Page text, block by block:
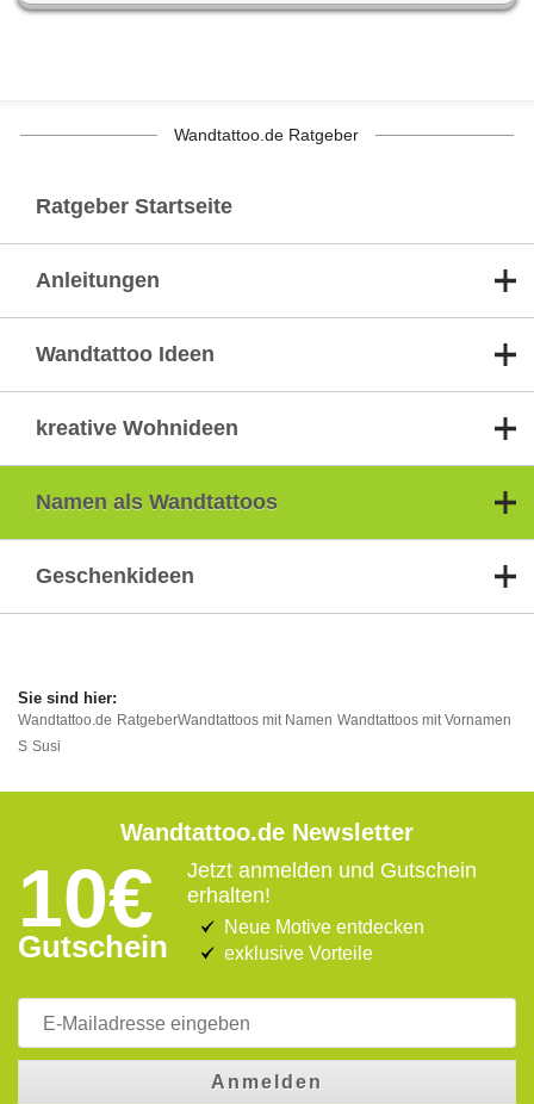
Wandtattoo.de Ratgeber
Ratgeber Startseite
Anleitungen
Wandtattoo Ideen
kreative Wohnideen
Namen als Wandtattoos
Geschenkideen
Wandtattoo.de RatgeberWandtattoos mit Namen Wandtattoos mit Vornamen
S Susi
Wandtattoo.de Newsletter
10€
Gutschein
Jetzt anmelden und Gutschein
erhalten!
Neue Motive entdecken
exklusive Vorteile
Anmelden